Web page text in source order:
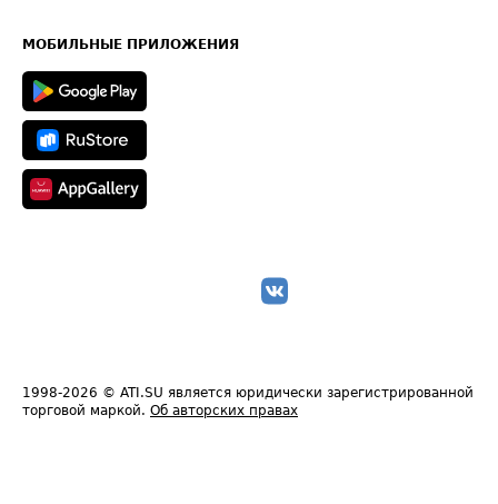
Техническая информация
МОБИЛЬНЫЕ ПРИЛОЖЕНИЯ
1998-2026 © ATI.SU является юридически зарегистрированной
торговой маркой. Об авторских правах